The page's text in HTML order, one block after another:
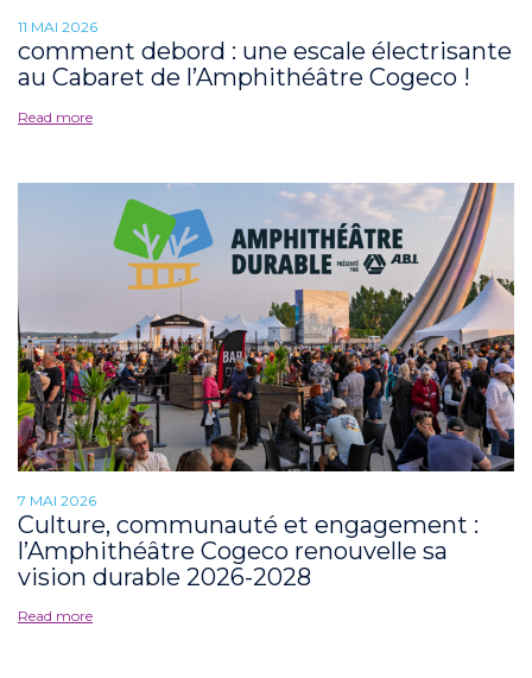
11 MAI 2026
comment debord : une escale électrisante
au Cabaret de l’Amphithéâtre Cogeco !
Read more
7 MAI 2026
Culture, communauté et engagement :
l’Amphithéâtre Cogeco renouvelle sa
vision durable 2026-2028
Read more